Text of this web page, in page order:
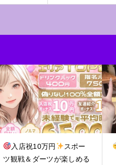
入店祝10万円
スポー
ツ観戦＆ダーツが楽しめる